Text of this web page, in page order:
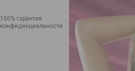
100% гарантия
конфиденциальности